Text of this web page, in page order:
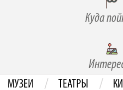
Куда
МУЗЕИ / ТЕАТРЫ /